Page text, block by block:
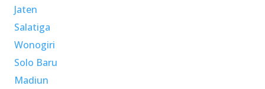
Jaten
Salatiga
Wonogiri
Solo Baru
Madiun